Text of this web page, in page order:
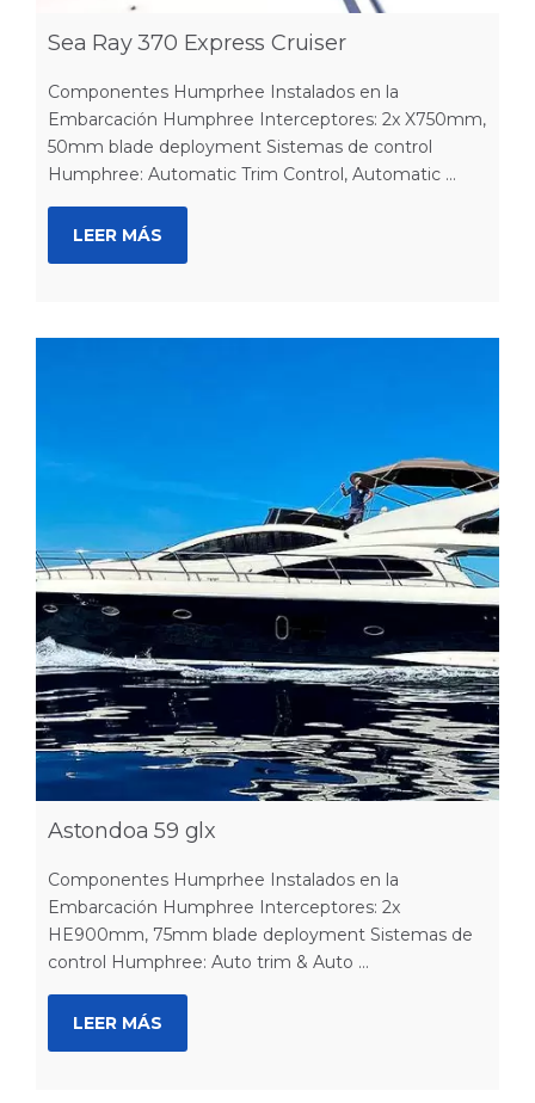
Sea Ray 370 Express Cruiser
Componentes Humprhee Instalados en la
Embarcación Humphree Interceptores: 2x X750mm,
50mm blade deployment Sistemas de control
Humphree: Automatic Trim Control, Automatic ...
LEER MÁS
Astondoa 59 glx
Componentes Humprhee Instalados en la
Embarcación Humphree Interceptores: 2x
HE900mm, 75mm blade deployment Sistemas de
control Humphree: Auto trim & Auto ...
LEER MÁS